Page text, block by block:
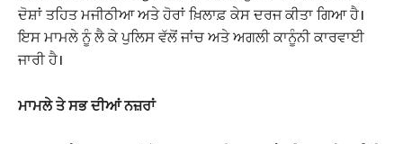
ਦੋਸ਼ਾਂ ਤਹਿਤ ਮਜੀਠੀਆ ਅਤੇ ਹੋਰਾਂ ਖ਼ਿਲਾਫ਼ ਕੇਸ ਦਰਜ ਕੀਤਾ ਗਿਆ ਹੈ।
ਇਸ ਮਾਮਲੇ ਨੂੰ ਲੈ ਕੇ ਪੁਲਿਸ ਵੱਲੋਂ ਜਾਂਚ ਅਤੇ ਅਗਲੀ ਕਾਨੂੰਨੀ ਕਾਰਵਾਈ
ਜਾਰੀ ਹੈ।
ਮਾਮਲੇ ਤੇ ਸਭ ਦੀਆਂ ਨਜ਼ਰਾਂ